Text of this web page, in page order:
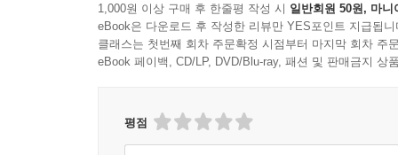
1,000원 이상 구매 후 한줄평 작성 시 일반회원 50원, 마니
eBook은 다운로드 후 작성한 리뷰만 YES포인트 지급됩니
클래스는 첫번째 회차 주문확정 시점부터 마지막 회차 주
eBook 페이백, CD/LP, DVD/Blu-ray, 패션 및 판매금지 상
평점